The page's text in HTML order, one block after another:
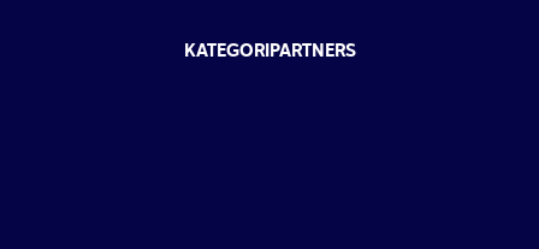
KATEGORIPARTNERS